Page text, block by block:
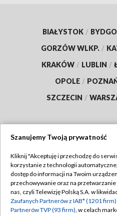
BIAŁYSTOK /
GORZÓW WLKP. /
KRAKÓW / LUBLIN /
OPOLE /
SZCZECIN /
Abonament TVP
Emisja w TVP
Polityka
Szanujemy Twoją prywatność
Kliknij "Akceptuję i przechodzę do
korzystanie z technologii
dostęp do informacji na Twoim
przechowywanie oraz na
nas, czyli Telewizję Polską S.A. w
Zaufanych Partnerów z IAB* (1201 firm)
Partnerów TVP (93 firm), w celach